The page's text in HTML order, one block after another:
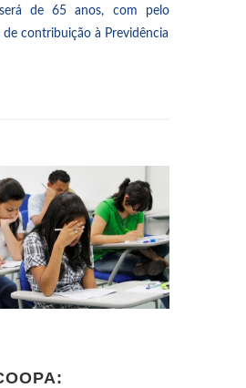
de 65 anos, com pelo
de contribuição à Previdência